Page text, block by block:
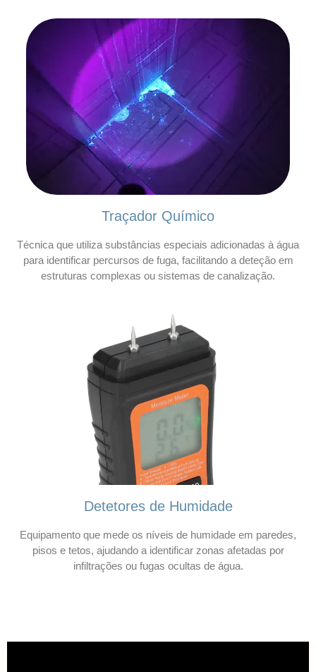
Traçador Químico
Técnica que utiliza substâncias especiais adicionadas à água
para identificar percursos de fuga, facilitando a deteção em
estruturas complexas ou sistemas de canalização.
Detetores de Humidade
Equipamento que mede os níveis de humidade em paredes,
pisos e tetos, ajudando a identificar zonas afetadas por
infiltrações ou fugas ocultas de água.